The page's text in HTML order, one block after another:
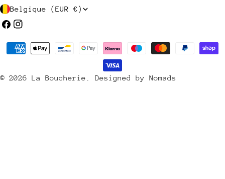
P
a
/
Belgique (EUR €)
Facebook
Instagram
© 2026 La Boucherie Designed by Nomads
Méthodes
payement